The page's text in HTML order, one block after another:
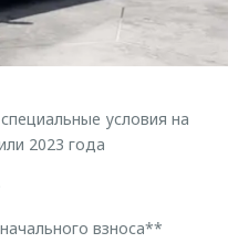
условия на
2023 года
взноса**